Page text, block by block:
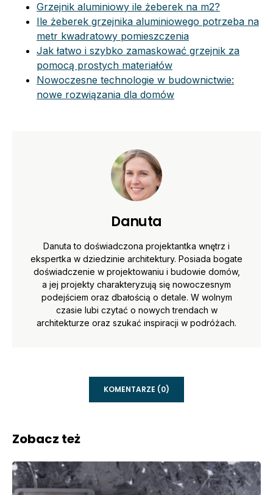
Grzejnik aluminiowy ile żeberek na m2?
Ile żeberek grzejnika aluminiowego potrzeba na
metr kwadratowy pomieszczenia
Jak łatwo i szybko zamaskować grzejnik za
pomocą prostych materiałów
Nowoczesne technologie w budownictwie:
nowe rozwiązania dla domów
Danuta
Danuta to doświadczona projektantka wnętrz i
ekspertka w dziedzinie architektury. Posiada bogate
doświadczenie w projektowaniu i budowie domów,
a jej projekty charakteryzują się nowoczesnym
podejściem oraz dbałością o detale. W wolnym
czasie lubi czytać o nowych trendach w
architekturze oraz szukać inspiracji w podróżach.
KOMENTARZE (0)
Zobacz też